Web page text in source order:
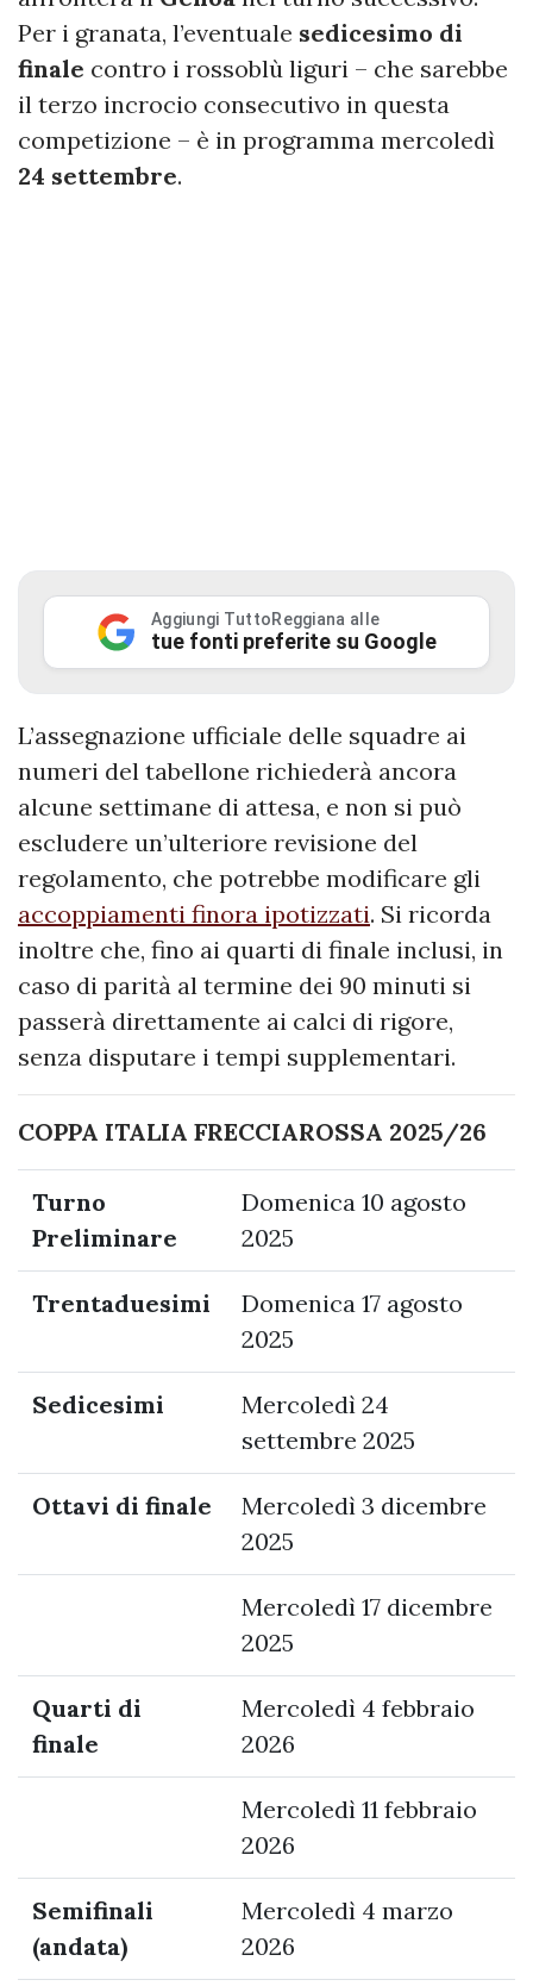
Per i granata, l’eventuale sedicesimo di
finale contro i rossoblù liguri – che sarebbe
il terzo incrocio consecutivo in questa
competizione – è in programma mercoledì
24 settembre.
Aggiungi TuttoReggiana alle
tue fonti preferite su Google
L’assegnazione ufficiale delle squadre ai
numeri del tabellone richiederà ancora
alcune settimane di attesa, e non si può
escludere un’ulteriore revisione del
regolamento, che potrebbe modificare gli
accoppiamenti finora ipotizzati. Si ricorda
inoltre che, fino ai quarti di finale inclusi, in
caso di parità al termine dei 90 minuti si
passerà direttamente ai calci di rigore,
senza disputare i tempi supplementari.
COPPA ITALIA FRECCIAROSSA 2025/26
Turno
Preliminare
Domenica 10 agosto
2025
Trentaduesimi
Domenica 17 agosto
2025
Sedicesimi
Mercoledì 24
settembre 2025
Ottavi di finale
Mercoledì 3 dicembre
2025
Mercoledì 17 dicembre
2025
Quarti di
finale
Mercoledì 4 febbraio
2026
Mercoledì 11 febbraio
2026
Semifinali
(andata)
Mercoledì 4 marzo
2026